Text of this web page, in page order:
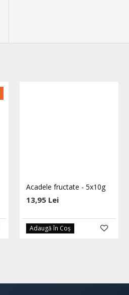
Acadele fructate - 5x10g
13,95 Lei
Adaugă în Coş